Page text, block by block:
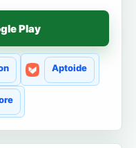
Play
Aptoide